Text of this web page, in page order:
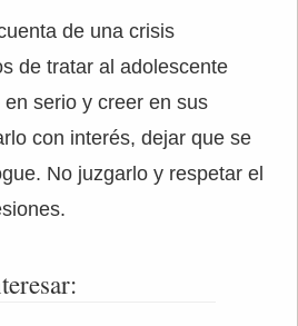
de una crisis
de tratar al adolescente
serio y creer en sus
con interés, dejar que se
No juzgarlo y respetar el